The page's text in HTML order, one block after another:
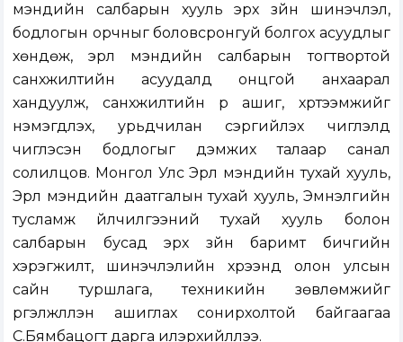
мэндийн салбарын хууль эрх зүйн шинэчлэл,
бодлогын орчныг боловсронгуй болгох асуудлыг
хөндөж, эрүүл мэндийн салбарын тогтвортой
санхүүжилтийн асуудалд онцгой анхаарал
хандуулж, санхүүжилтийн үр ашиг, хүртээмжийг
нэмэгдүүлэх, урьдчилан сэргийлэх чиглэлд
чиглэсэн бодлогыг дэмжих талаар санал
солилцов. Монгол Улс Эрүүл мэндийн тухай хууль,
Эрүүл мэндийн даатгалын тухай хууль, Эмнэлгийн
тусламж үйлчилгээний тухай хууль болон
салбарын бусад эрх зүйн баримт бичгийн
хэрэгжилт, шинэчлэлийн хүрээнд олон улсын
сайн туршлага, техникийн зөвлөмжийг
үргэлжлүүлэн ашиглах сонирхолтой байгаагаа
С.Бямбацогт дарга илэрхийллээ.